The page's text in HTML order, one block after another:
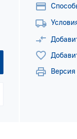
Версия